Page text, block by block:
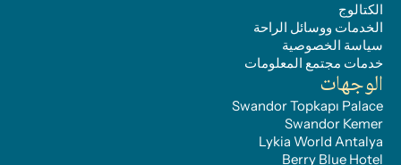
الكتالوج
الخدمات ووسائل الراحة
سياسة الخصوصية
خدمات مجتمع المعلومات
الوجهات
Swandor Topkapı Palace
Swandor Kemer
Lykia World Antalya
Berry Blue Hotel